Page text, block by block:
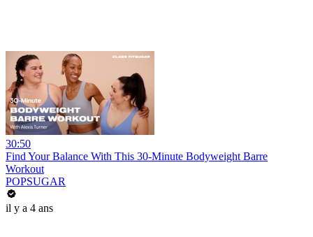
30:50
Find Your Balance With This 30-Minute Bodyweight Barre
Workout
POPSUGAR
il y a 4 ans